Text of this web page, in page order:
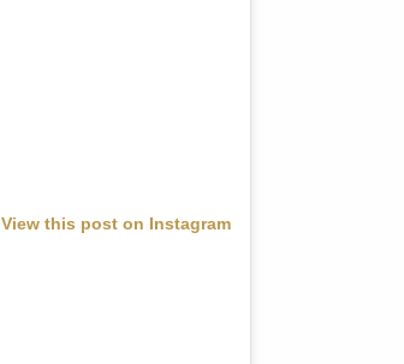
View this post on Instagram